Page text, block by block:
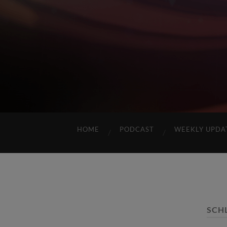
HOME PODCAST WEEKLY